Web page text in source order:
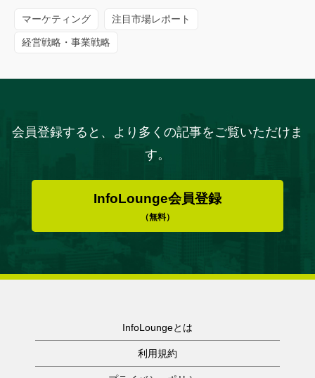
マーケティング 注目市場レポート
経営戦略・事業戦略
会員登録すると、より多くの記事をご覧いただけま
す。
InfoLounge会員登録
（無料）
InfoLoungeとは
利用規約